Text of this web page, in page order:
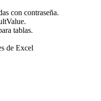
con contraseña.
tablas.
de Excel